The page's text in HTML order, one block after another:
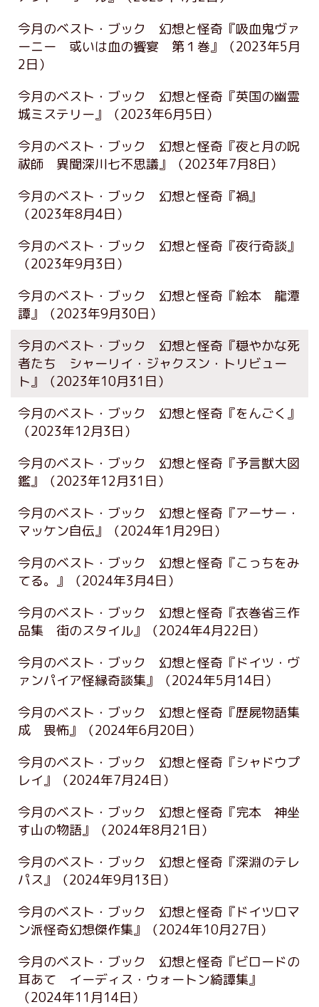
今月のベスト・ブック 幻想と怪奇『吸血鬼ヴァ
ーニー 或いは血の饗宴 第１巻』
（2023年5月
2日）
今月のベスト・ブック 幻想と怪奇『英国の幽霊
城ミステリー』
（2023年6月5日）
今月のベスト・ブック 幻想と怪奇『夜と月の呪
祓師 異聞深川七不思議』
（2023年7月8日）
今月のベスト・ブック 幻想と怪奇『禍』
（2023年8月4日）
今月のベスト・ブック 幻想と怪奇『夜行奇談』
（2023年9月3日）
今月のベスト・ブック 幻想と怪奇『絵本 龍潭
譚』
（2023年9月30日）
今月のベスト・ブック 幻想と怪奇『穏やかな死
者たち シャーリイ・ジャクスン・トリビュー
ト』
（2023年10月31日）
今月のベスト・ブック 幻想と怪奇『をんごく』
（2023年12月3日）
今月のベスト・ブック 幻想と怪奇『予言獣大図
鑑』
（2023年12月31日）
今月のベスト・ブック 幻想と怪奇『アーサー・
マッケン自伝』
（2024年1月29日）
今月のベスト・ブック 幻想と怪奇『こっちをみ
てる。』
（2024年3月4日）
今月のベスト・ブック 幻想と怪奇『衣巻省三作
品集 街のスタイル』
（2024年4月22日）
今月のベスト・ブック 幻想と怪奇『ドイツ・ヴ
ァンパイア怪縁奇談集』
（2024年5月14日）
今月のベスト・ブック 幻想と怪奇『歴屍物語集
成 畏怖』
（2024年6月20日）
今月のベスト・ブック 幻想と怪奇『シャドウプ
レイ』
（2024年7月24日）
今月のベスト・ブック 幻想と怪奇『完本 神坐
す山の物語』
（2024年8月21日）
今月のベスト・ブック 幻想と怪奇『深淵のテレ
パス』
（2024年9月13日）
今月のベスト・ブック 幻想と怪奇『ドイツロマ
ン派怪奇幻想傑作集』
（2024年10月27日）
今月のベスト・ブック 幻想と怪奇『ビロードの
耳あて イーディス・ウォートン綺譚集』
（2024年11月14日）